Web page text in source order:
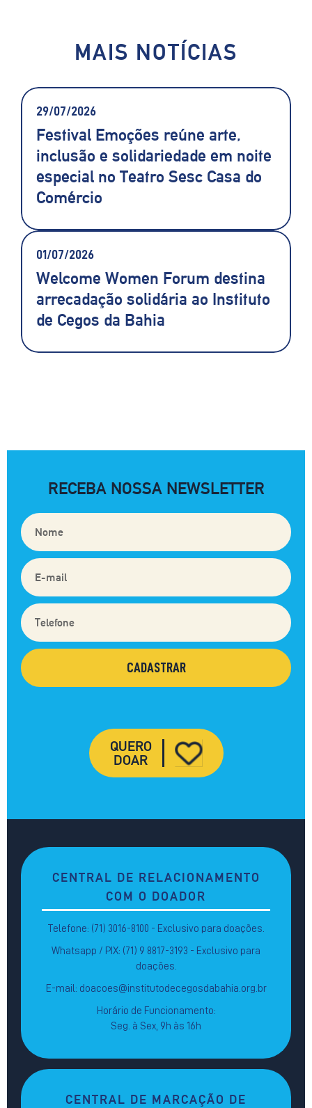
MAIS NOTÍCIAS
29/07/2026
Festival Emoções reúne arte,
inclusão e solidariedade em noite
especial no Teatro Sesc Casa do
Comércio
01/07/2026
Welcome Women Forum destina
arrecadação solidária ao Instituto
de Cegos da Bahia
RECEBA NOSSA NEWSLETTER
QUERO
DOAR
CENTRAL DE RELACIONAMENTO
COM O DOADOR
Telefone: (71) 3016-8100 - Exclusivo para doações.
Whatsapp / PIX: (71) 9 8817-3193 - Exclusivo para
doações.
E-mail: doacoes@institutodecegosdabahia.org.br
Horário de Funcionamento:
Seg. à Sex, 9h às 16h
CENTRAL DE MARCAÇÃO DE